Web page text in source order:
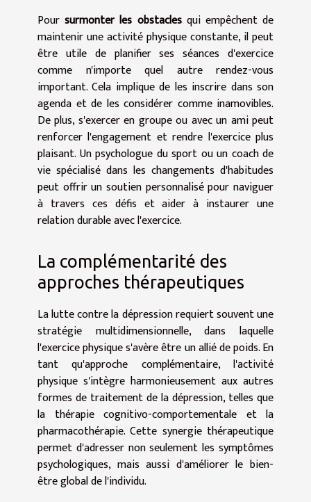
Poursurmonter les obstaclesqui empêchent de
maintenir une activité physique constante, il peut
être utile de planifier ses séances d'exercice
comme n'importe quel autre rendez-vous
important. Cela implique de les inscrire dans son
agenda et de les considérer comme inamovibles.
De plus, s'exercer en groupe ou avec un ami peut
renforcer l'engagement et rendre l'exercice plus
plaisant. Un psychologue du sport ou un coach de
vie spécialisé dans les changements d'habitudes
peut offrir un soutien personnalisé pour naviguer
à travers ces défis et aider à instaurer une
relation durable avec l'exercice.
La complémentarité des
approches thérapeutiques
La lutte contre la dépression requiert souvent une
stratégie multidimensionnelle, dans laquelle
l'exercice physique s'avère être un allié de poids. En
tant qu'approche complémentaire, l'activité
physique s'intègre harmonieusement aux autres
formes de traitement de la dépression, telles que
la thérapie cognitivo-comportementale et la
pharmacothérapie. Cette synergie thérapeutique
permet d'adresser non seulement les symptômes
psychologiques, mais aussi d'améliorer le bien-
être global de l'individu.